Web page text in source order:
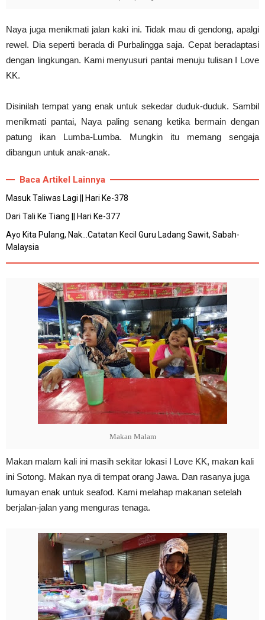
Naya juga menikmati jalan kaki ini. Tidak mau di gendong, apalgi
rewel. Dia seperti berada di Purbalingga saja. Cepat beradaptasi
dengan lingkungan. Kami menyusuri pantai menuju tulisan I Love
KK.
Disinilah tempat yang enak untuk sekedar duduk-duduk. Sambil
menikmati pantai, Naya paling senang ketika bermain dengan
patung ikan Lumba-Lumba. Mungkin itu memang sengaja
dibangun untuk anak-anak.
Baca Artikel Lainnya
Masuk Taliwas Lagi || Hari Ke-378
Dari Tali Ke Tiang || Hari Ke-377
Ayo Kita Pulang, Nak...Catatan Kecil Guru Ladang Sawit, Sabah-
Malaysia
Makan Malam
Makan malam kali ini masih sekitar lokasi I Love KK, makan kali
ini Sotong. Makan nya di tempat orang Jawa. Dan rasanya juga
lumayan enak untuk seafod. Kami melahap makanan setelah
berjalan-jalan yang menguras tenaga.